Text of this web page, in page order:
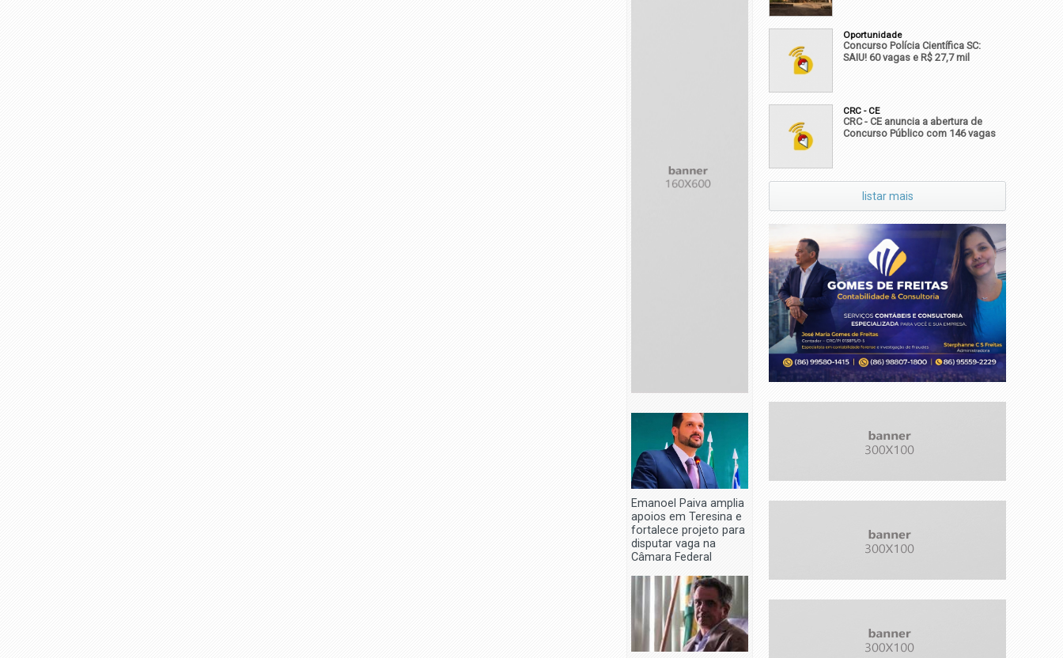
Emanoel Paiva amplia
apoios em Teresina e
fortalece projeto para
disputar vaga na
Câmara Federal
Oportunidade
Concurso Polícia Científica SC:
SAIU! 60 vagas e R$ 27,7 mil
CRC - CE
CRC - CE anuncia a abertura de
Concurso Público com 146 vagas
listar mais